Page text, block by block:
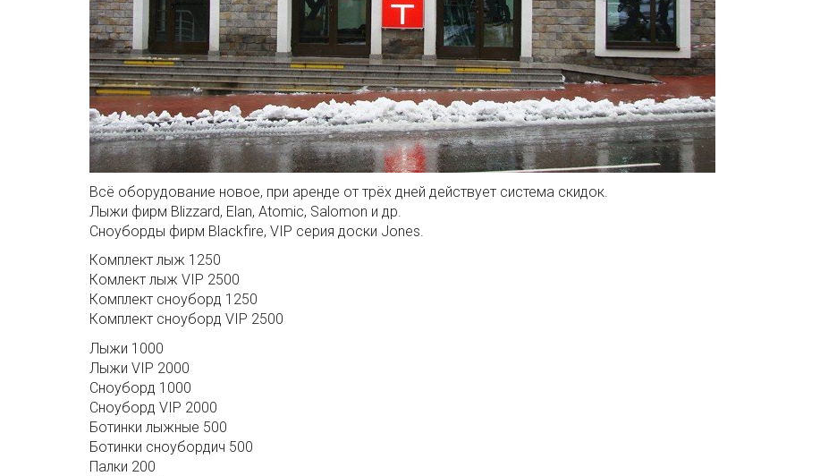
Всё оборудование новое, при аренде от трёх дней действует система скидок.
Лыжи фирм Blizzard, Elan, Atomic, Salomon и др.
Сноуборды фирм Blackfire, VIP серия доски Jones.
Комплект лыж 1250
Комлект лыж VIP 2500
Комплект сноуборд 1250
Комплект сноуборд VIP 2500
Лыжи 1000
Лыжи VIP 2000
Сноуборд 1000
Сноуборд VIP 2000
Ботинки лыжные 500
Ботинки сноубордич 500
Палки 200